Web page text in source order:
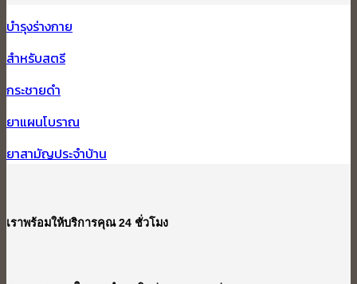
บำรุงร่างกาย
สำหรับสตรี
กระชายดำ
ยาแผนโบราณ
ยาสามัญประจำบ้าน
เราพร้อมให้บริการคุณ 24 ชั่วโมง